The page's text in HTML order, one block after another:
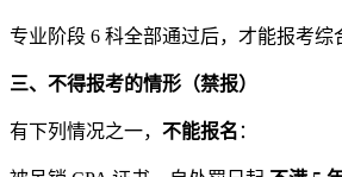
专业阶段 6 科全部通过后，才能报考综
三、不得报考的情形（禁报）
有下列情况之一， 不能报名 ：